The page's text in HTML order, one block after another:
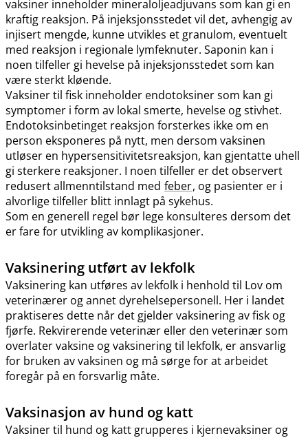
vaksiner inneholder mineraloljeadjuvans som kan gi en
kraftig reaksjon. På injeksjonsstedet vil det, avhengig av
injisert mengde, kunne utvikles et granulom, eventuelt
med reaksjon i regionale lymfeknuter. Saponin kan i
noen tilfeller gi hevelse på injeksjonsstedet som kan
være sterkt kløende.
Vaksiner til fisk inneholder endotoksiner som kan gi
symptomer i form av lokal smerte, hevelse og stivhet.
Endotoksinbetinget reaksjon forsterkes ikke om en
person eksponeres på nytt, men dersom vaksinen
utløser en hypersensitivitetsreaksjon, kan gjentatte uhell
gi sterkere reaksjoner. I noen tilfeller er det observert
redusert allmenntilstand med feber, og pasienter er i
alvorlige tilfeller blitt innlagt på sykehus.
Som en generell regel bør lege konsulteres dersom det
er fare for utvikling av komplikasjoner.
Vaksinering utført av lekfolk
Vaksinering kan utføres av lekfolk i henhold til Lov om
veterinærer og annet dyrehelsepersonell. Her i landet
praktiseres dette når det gjelder vaksinering av fisk og
fjørfe. Rekvirerende veterinær eller den veterinær som
overlater vaksine og vaksinering til lekfolk, er ansvarlig
for bruken av vaksinen og må sørge for at arbeidet
foregår på en forsvarlig måte.
Vaksinasjon av hund og katt
Vaksiner til hund og katt grupperes i kjernevaksiner og